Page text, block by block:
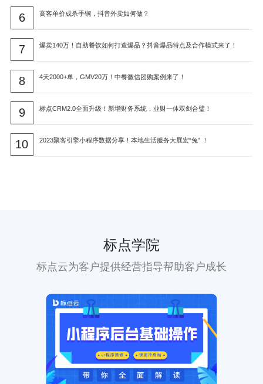
6 高客单价成杀手锏，抖音外卖如何做？
7 爆卖140万！自助餐饮如何打造爆品？抖音爆品特点及合作模式来了！
8 4天2000+单，GMV20万！中餐微信团购案例来了！
9 标点CRM2.0全面升级！新增财务系统，业财一体双剑合璧！
10 2023聚客引擎小程序数据分享！本地生活服务大展宏“兔” ！
标点学院
标点云为客户提供经营指导帮助客户成长